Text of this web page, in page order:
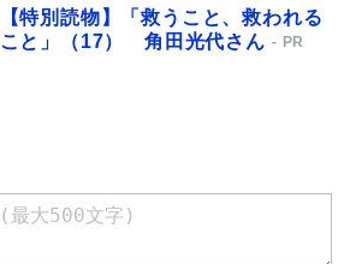
【特別読物】「救うこと、救われる
こと」（17） 角田光代さん
PR